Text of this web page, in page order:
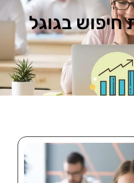
חיפוש בגוגל